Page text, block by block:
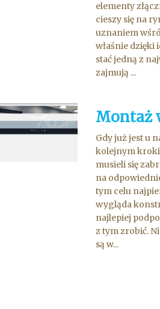
elementy
cieszy się na
uznaniem
właśnie dzięki
stać jedną z
zajmują ...
Montaż
Gdy już jest u
kolejnym
musieli się
na
tym celu
wygląda
najlepiej
z tym zrobić.
są w...